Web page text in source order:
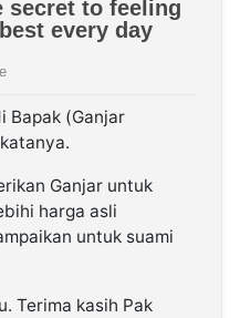
Bapak (Ganjar
Ganjar untuk
harga asli
untuk suami
Terima kasih Pak